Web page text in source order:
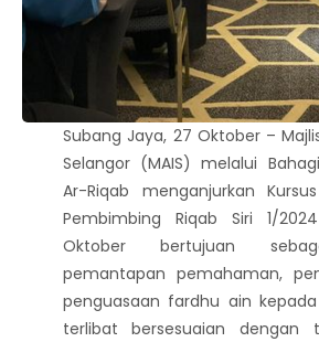
Subang Jaya, 27 Oktober –
Selangor (MAIS) melalui
Ar-Riqab menganjurkan
Pembimbing Riqab Siri 1/
Oktober bertujuan
pemantapan pemahaman,
penguasaan fardhu ain
terlibat bersesuaian dengan